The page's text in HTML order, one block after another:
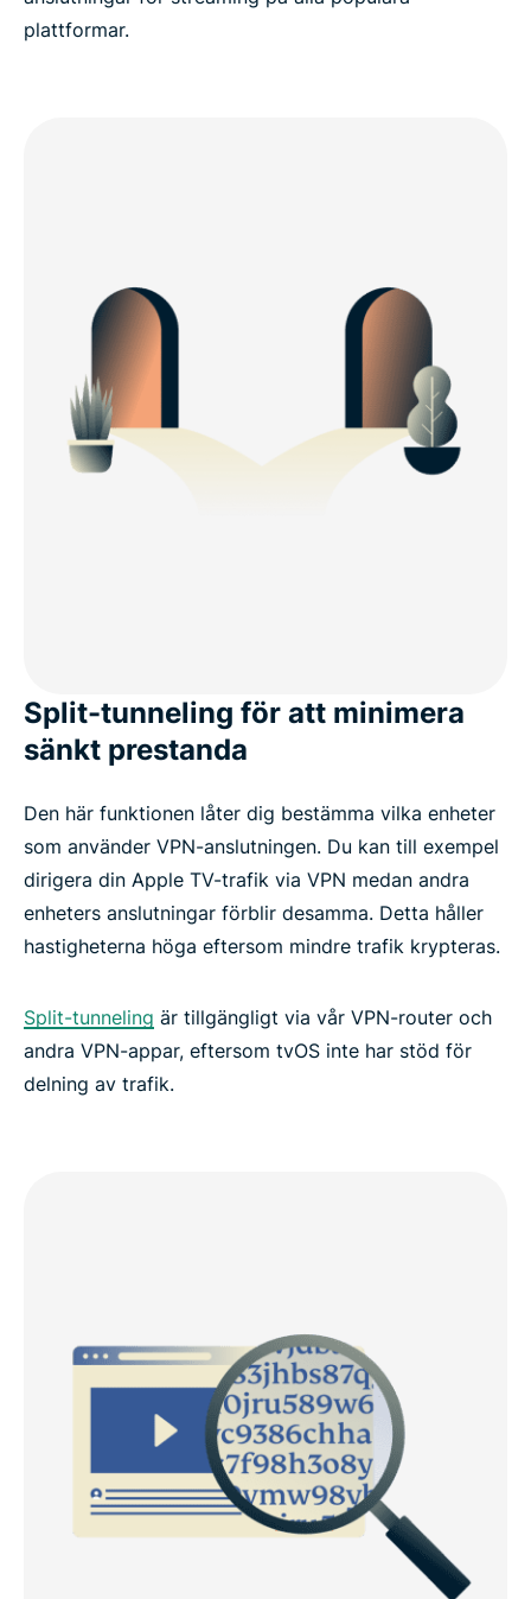
plattformar.
Split-tunneling för att minimera
sänkt prestanda
Den här funktionen låter dig bestämma vilka enheter
som använder VPN-anslutningen. Du kan till exempel
dirigera din Apple TV-trafik via VPN medan andra
enheters anslutningar förblir desamma. Detta håller
hastigheterna höga eftersom mindre trafik krypteras.
Split-tunneling är tillgängligt via vår VPN-router och
andra VPN-appar, eftersom tvOS inte har stöd för
delning av trafik.